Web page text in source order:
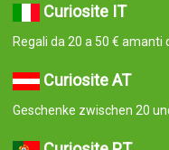
Curiosite IT
Regali da 20 a 50 € amanti
Curiosite AT
Geschenke zwischen 20